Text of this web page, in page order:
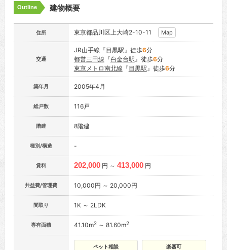
Outline 建物概要
住所 東京都品川区上大崎2-10-11 Map
交通
JR山手線 『目黒駅』徒歩6分
都営三田線 『白金台駅』徒歩6分
東京メトロ南北線 『目黒駅』徒歩6分
築年月 2005年4月
総戸数 116戸
階建 8階建
種別/構造 -
賃料 202,000 円 ～ 413,000 円
共益費/管理費 10,000円 ～ 20,000円
間取り 1K ～ 2LDK
専有面積 41.10m2～ 81.60m2
ペット相談 楽器可